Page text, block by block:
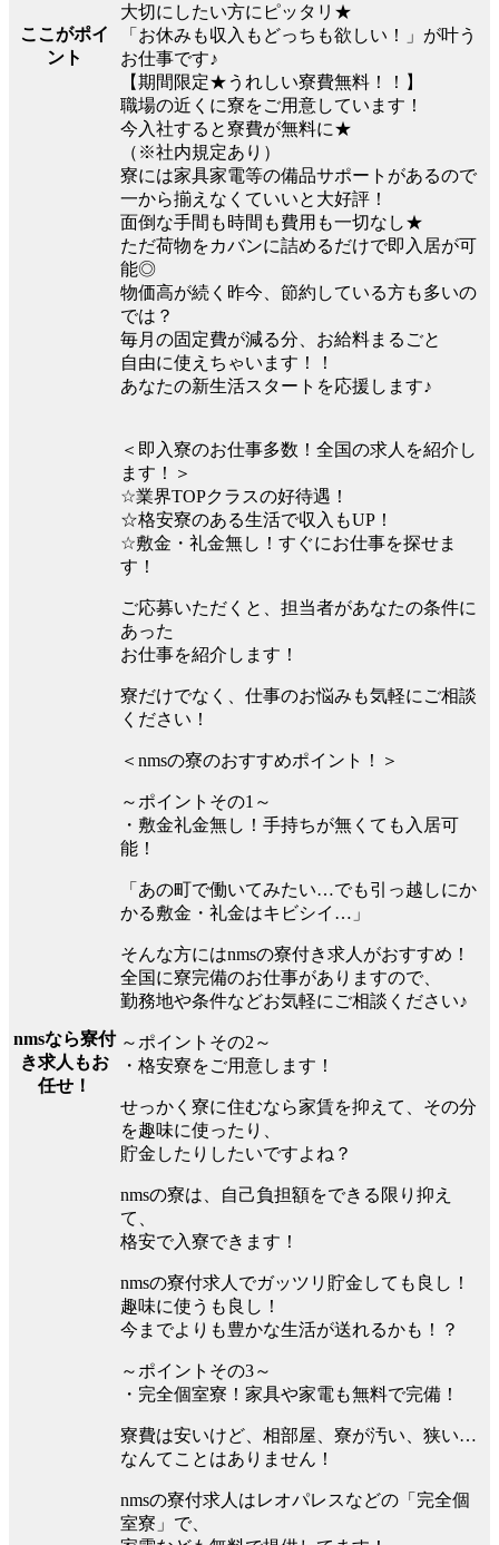
ここがポイ
ント
大切にしたい方にピッタリ★
「お休みも収入もどっちも欲しい！」が叶う
お仕事です♪
【期間限定★うれしい寮費無料！！】
職場の近くに寮をご用意しています！
今入社すると寮費が無料に★
（※社内規定あり）
寮には家具家電等の備品サポートがあるので
一から揃えなくていいと大好評！
面倒な手間も時間も費用も一切なし★
ただ荷物をカバンに詰めるだけで即入居が可
能◎
物価高が続く昨今、節約している方も多いの
では？
毎月の固定費が減る分、お給料まるごと
自由に使えちゃいます！！
あなたの新生活スタートを応援します♪
nmsなら寮付
き求人もお
任せ！
＜即入寮のお仕事多数！全国の求人を紹介し
ます！＞
☆業界TOPクラスの好待遇！
☆格安寮のある生活で収入もUP！
☆敷金・礼金無し！すぐにお仕事を探せま
す！
ご応募いただくと、担当者があなたの条件に
あった
お仕事を紹介します！
寮だけでなく、仕事のお悩みも気軽にご相談
ください！
＜nmsの寮のおすすめポイント！＞
～ポイントその1～
・敷金礼金無し！手持ちが無くても入居可
能！
「あの町で働いてみたい…でも引っ越しにか
かる敷金・礼金はキビシイ…」
そんな方にはnmsの寮付き求人がおすすめ！
全国に寮完備のお仕事がありますので、
勤務地や条件などお気軽にご相談ください♪
～ポイントその2～
・格安寮をご用意します！
せっかく寮に住むなら家賃を抑えて、その分
を趣味に使ったり、
貯金したりしたいですよね？
nmsの寮は、自己負担額をできる限り抑え
て、
格安で入寮できます！
nmsの寮付求人でガッツリ貯金しても良し！
趣味に使うも良し！
今までよりも豊かな生活が送れるかも！？
～ポイントその3～
・完全個室寮！家具や家電も無料で完備！
寮費は安いけど、相部屋、寮が汚い、狭い…
なんてことはありません！
nmsの寮付求人はレオパレスなどの「完全個
室寮」で、